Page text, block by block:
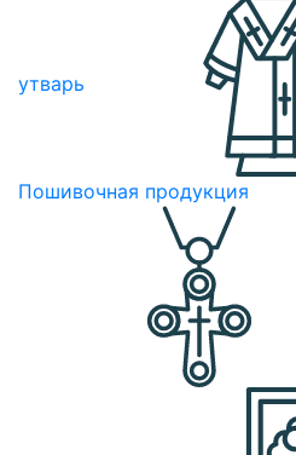
утварь
Пошивочная продукция